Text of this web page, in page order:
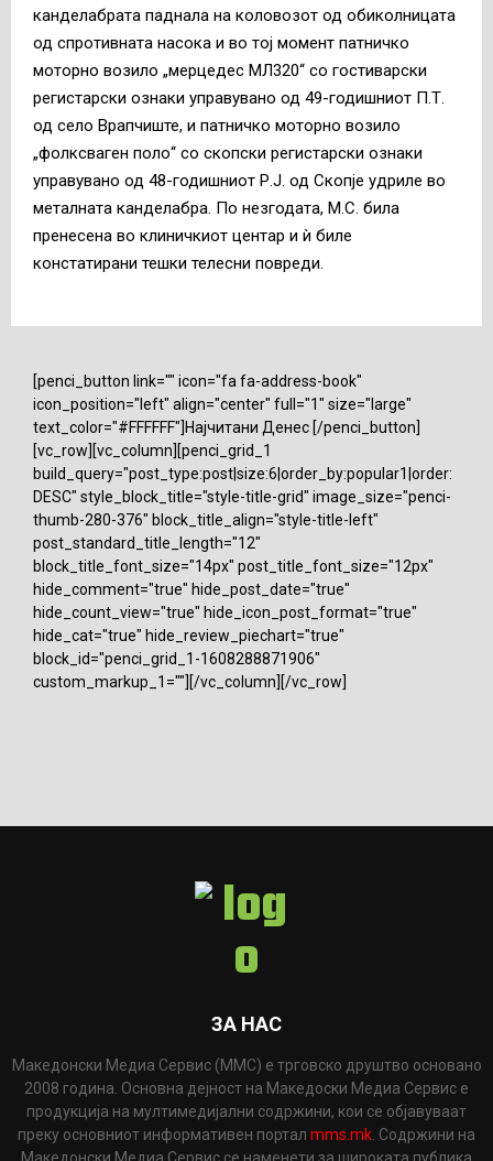
канделабрата паднала на коловозот од обиколницата
од спротивната насока и во тој момент патничко
моторно возило „мерцедес МЛ320“ со гостиварски
регистарски ознаки управувано од 49-годишниот П.Т.
од село Врапчиште, и патничко моторно возило
„фолксваген поло“ со скопски регистарски ознаки
управувано од 48-годишниот Р.Ј. од Скопје удриле во
металната канделабра. По незгодата, М.С. била
пренесена во клиничкиот центар и ѝ биле
констатирани тешки телесни повреди.
[penci_button link="" icon="fa fa-address-book"
icon_position="left" align="center" full="1" size="large"
text_color="#FFFFFF"]Најчитани Денес [/penci_button]
[vc_row][vc_column][penci_grid_1
build_query="post_type:post|size:6|order_by:popular1|order:
DESC" style_block_title="style-title-grid" image_size="penci-
thumb-280-376" block_title_align="style-title-left"
post_standard_title_length="12"
block_title_font_size="14px" post_title_font_size="12px"
hide_comment="true" hide_post_date="true"
hide_count_view="true" hide_icon_post_format="true"
hide_cat="true" hide_review_piechart="true"
block_id="penci_grid_1-1608288871906"
custom_markup_1=""][/vc_column][/vc_row]
ЗА НАС
Македонски Медиа Сервис (ММС) е трговско друштво основано
2008 година. Основна дејност на Македоски Медиа Сервис е
продукција на мултимедијални содржини, кои се објавуваат
преку основниот информативен портал mms.mk. Содржини на